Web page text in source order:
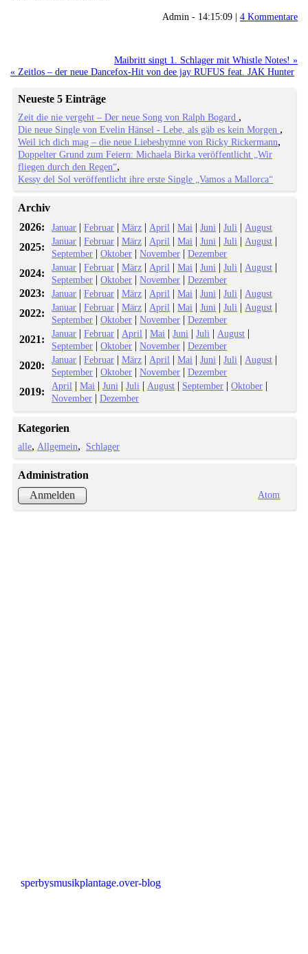
Admin - 14:15:09 | 4 Kommentare
Maibritt singt 1. Schlager mit Whistle Notes! »
« Zeitlos – der neue Dancefox-Hit von dee jay RUFUS feat. JAK Hunter
Neueste 5 Einträge
Zeit die nie vergeht – Der neue Song von Ralph Bogard
Die neue Single von Evelin Hänsel - Lebe, als gäb es kein Morgen
Weil ich dich mag – die neue Liebeshymne von Ricky Rickermann
Doppelter Grund zum Feiern: Michaela Birka veröffentlicht „Wir
fliegen durch den Regen“
Kessy del Sol veröffentlicht ihre erste Single „Vamos a Mallorca“
Archiv
2026:
Januar |Februar |März | April |Mai |Juni |Juli | August
2025: Januar |Februar |März | April |Mai |Juni |Juli | August |
September |Oktober |November |Dezember
2024: Januar |Februar |März | April |Mai |Juni |Juli | August |
September |Oktober |November |Dezember
2023: Januar |Februar |März | April |Mai |Juni |Juli | August
2022: Januar |Februar |März | April |Mai |Juni |Juli | August |
September |Oktober |November |Dezember
2021: Januar |Februar | April |Mai |Juni |Juli | August |
September |Oktober |November |Dezember
2020: Januar |Februar |März | April |Mai |Juni |Juli | August |
September |Oktober |November |Dezember
2019: April |Mai |Juni |Juli | August | September |Oktober |
November |Dezember
Kategorien
alle Allgemein Schlager
Administration
Anmelden
Atom
sperbysmusikplantage.over-blog